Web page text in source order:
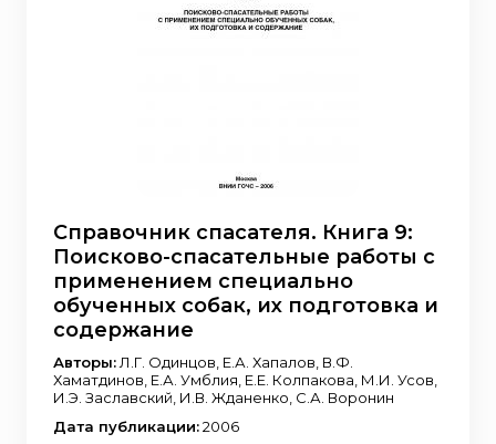
Справочник спасателя. Книга 9:
Поисково-спасательные работы с
применением специально
обученных собак, их подготовка и
содержание
Авторы: Л.Г. Одинцов, Е.А. Хапалов, В.Ф.
Хаматдинов, Е.А. Умблия, Е.Е. Колпакова, М.И. Усов,
И.Э. Заславский, И.В. Жданенко, С.А. Воронин
Дата публикации:2006